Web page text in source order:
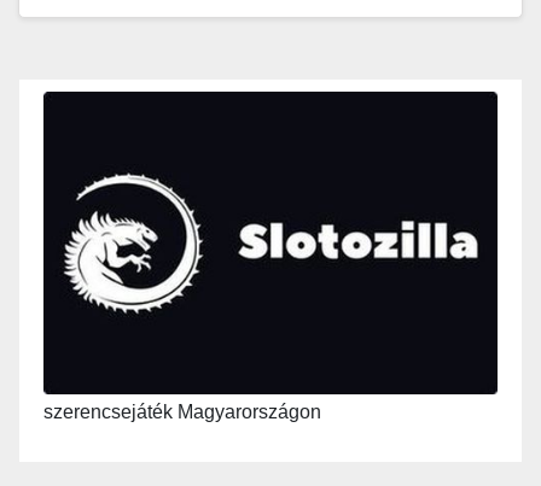
szerencsejáték Magyarországon